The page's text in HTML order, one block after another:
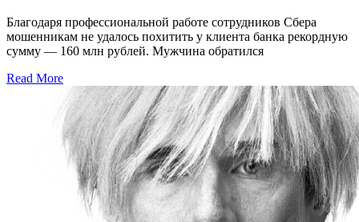
Благодаря профессиональной работе сотрудников Сбера
мошенникам не удалось похитить у клиента банка рекордную
сумму — 160 млн рублей. Мужчина обратился
Read More